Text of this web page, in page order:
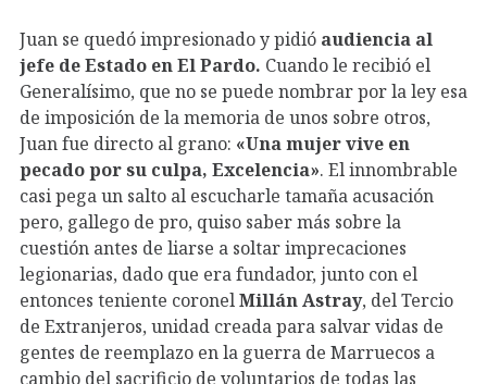
Juan se quedó impresionado y pidió audiencia al
jefe de Estado en El Pardo. Cuando le recibió el
Generalísimo, que no se puede nombrar por la ley esa
de imposición de la memoria de unos sobre otros,
Juan fue directo al grano: «Una mujer vive en
pecado por su culpa, Excelencia». El innombrable
casi pega un salto al escucharle tamaña acusación
pero, gallego de pro, quiso saber más sobre la
cuestión antes de liarse a soltar imprecaciones
legionarias, dado que era fundador, junto con el
entonces teniente coronelMillán Astray, del Tercio
de Extranjeros, unidad creada para salvar vidas de
gentes de reemplazo en la guerra de Marruecos a
cambio del sacrificio de voluntarios de todas las